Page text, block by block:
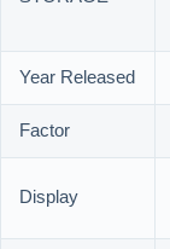
Year Released
Factor
Display